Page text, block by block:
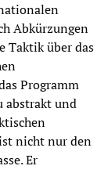
Abkürzungen
Taktik über das
Programm
abstrakt und
nicht nur den
Er